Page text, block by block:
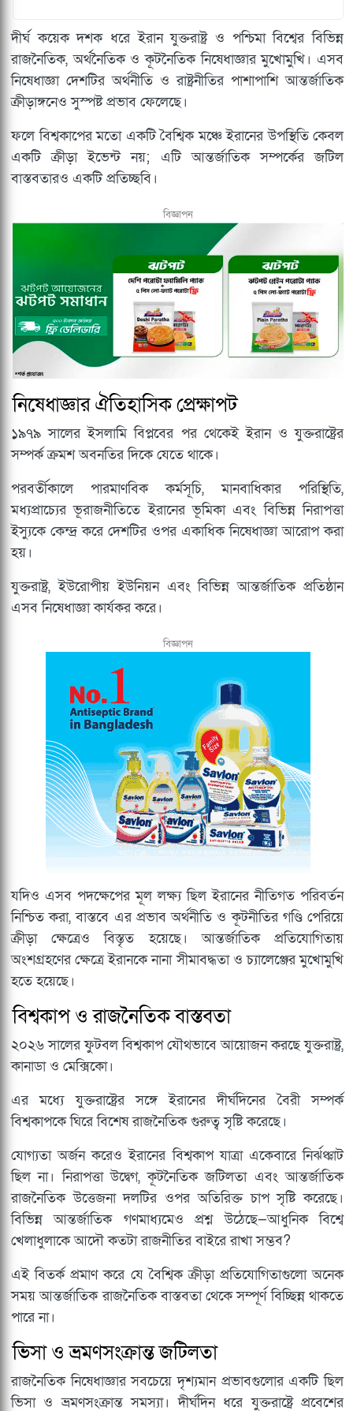
দীর্ঘ কয়েক দশক ধরে ইরান যুক্তরাষ্ট্র ও পশ্চিমা বিশ্বের বিভিন্ন
রাজনৈতিক, অর্থনৈতিক ও কূটনৈতিক নিষেধাজ্ঞার মুখোমুখি। এসব
নিষেধাজ্ঞা দেশটির অর্থনীতি ও রাষ্ট্রনীতির পাশাপাশি আন্তর্জাতিক
ক্রীড়াঙ্গনেও সুস্পষ্ট প্রভাব ফেলেছে।
ফলে বিশ্বকাপের মতো একটি বৈশ্বিক মঞ্চে ইরানের উপস্থিতি কেবল
একটি ক্রীড়া ইভেন্ট নয়; এটি আন্তর্জাতিক সম্পর্কের জটিল
বাস্তবতারও একটি প্রতিচ্ছবি।
বিজ্ঞাপন
নিষেধাজ্ঞার ঐতিহাসিক প্রেক্ষাপট
১৯৭৯ সালের ইসলামি বিপ্লবের পর থেকেই ইরান ও যুক্তরাষ্ট্রের
সম্পর্ক ক্রমশ অবনতির দিকে যেতে থাকে।
পরবর্তীকালে পারমাণবিক কর্মসূচি, মানবাধিকার পরিস্থিতি,
মধ্যপ্রাচ্যের ভূরাজনীতিতে ইরানের ভূমিকা এবং বিভিন্ন নিরাপত্তা
ইস্যুকে কেন্দ্র করে দেশটির ওপর একাধিক নিষেধাজ্ঞা আরোপ করা
হয়।
যুক্তরাষ্ট্র, ইউরোপীয় ইউনিয়ন এবং বিভিন্ন আন্তর্জাতিক প্রতিষ্ঠান
এসব নিষেধাজ্ঞা কার্যকর করে।
বিজ্ঞাপন
যদিও এসব পদক্ষেপের মূল লক্ষ্য ছিল ইরানের নীতিগত পরিবর্তন
নিশ্চিত করা, বাস্তবে এর প্রভাব অর্থনীতি ও কূটনীতির গণ্ডি পেরিয়ে
ক্রীড়া ক্ষেত্রেও বিস্তৃত হয়েছে। আন্তর্জাতিক প্রতিযোগিতায়
অংশগ্রহণের ক্ষেত্রে ইরানকে নানা সীমাবদ্ধতা ও চ্যালেঞ্জের মুখোমুখি
হতে হয়েছে।
বিশ্বকাপ ও রাজনৈতিক বাস্তবতা
২০২৬ সালের ফুটবল বিশ্বকাপ যৌথভাবে আয়োজন করছে যুক্তরাষ্ট্র,
কানাডা ও মেক্সিকো।
এর মধ্যে যুক্তরাষ্ট্রের সঙ্গে ইরানের দীর্ঘদিনের বৈরী সম্পর্ক
বিশ্বকাপকে ঘিরে বিশেষ রাজনৈতিক গুরুত্ব সৃষ্টি করেছে।
যোগ্যতা অর্জন করেও ইরানের বিশ্বকাপ যাত্রা একেবারে নির্ঝঞ্ঝাট
ছিল না। নিরাপত্তা উদ্বেগ, কূটনৈতিক জটিলতা এবং আন্তর্জাতিক
রাজনৈতিক উত্তেজনা দলটির ওপর অতিরিক্ত চাপ সৃষ্টি করেছে।
বিভিন্ন আন্তর্জাতিক গণমাধ্যমেও প্রশ্ন উঠেছে—আধুনিক বিশ্বে
খেলাধুলাকে আদৌ কতটা রাজনীতির বাইরে রাখা সম্ভব?
এই বিতর্ক প্রমাণ করে যে বৈশ্বিক ক্রীড়া প্রতিযোগিতাগুলো অনেক
সময় আন্তর্জাতিক রাজনৈতিক বাস্তবতা থেকে সম্পূর্ণ বিচ্ছিন্ন থাকতে
পারে না।
ভিসা ও ভ্রমণসংক্রান্ত জটিলতা
রাজনৈতিক নিষেধাজ্ঞার সবচেয়ে দৃশ্যমান প্রভাবগুলোর একটি ছিল
ভিসা ও ভ্রমণসংক্রান্ত সমস্যা। দীর্ঘদিন ধরে যুক্তরাষ্ট্রে প্রবেশের